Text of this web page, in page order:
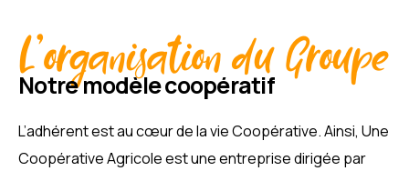
L'organisation du Groupe
Notre modèle coopératif
L’adhérent est au cœur de la vie Coopérative. Ainsi, Une
Coopérative Agricole est une entreprise dirigée par